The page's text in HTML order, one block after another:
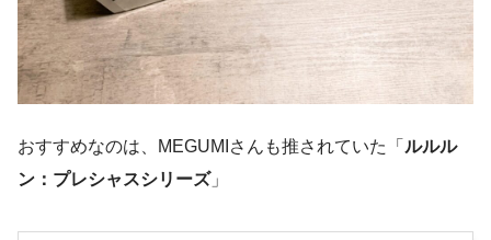
おすすめなのは、MEGUMIさんも推されていた「 ルルル
ン：プレシャスシリーズ 」